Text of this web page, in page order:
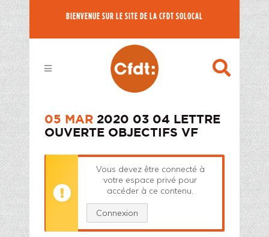
BIENVENUE SUR LE SITE DE LA CFDT SOLOCAL
05 MAR 2020 03 04 LETTRE
OUVERTE OBJECTIFS VF
Vous devez être connecté à
votre espace privé pour
accéder à ce contenu.
Connexion